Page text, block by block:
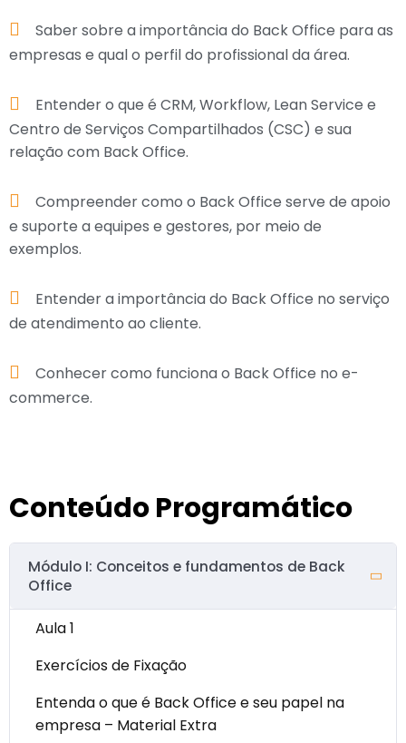
Saber sobre a importância do Back Office para as
empresas e qual o perfil do profissional da área.
Entender o que é CRM, Workflow, Lean Service e
Centro de Serviços Compartilhados (CSC) e sua
relação com Back Office.
Compreender como o Back Office serve de apoio
e suporte a equipes e gestores, por meio de
exemplos.
Entender a importância do Back Office no serviço
de atendimento ao cliente.
Conhecer como funciona o Back Office no e-
commerce.
Conteúdo Programático
Módulo I: Conceitos e fundamentos de Back
Office
Aula 1
Exercícios de Fixação
Entenda o que é Back Office e seu papel na
empresa – Material Extra